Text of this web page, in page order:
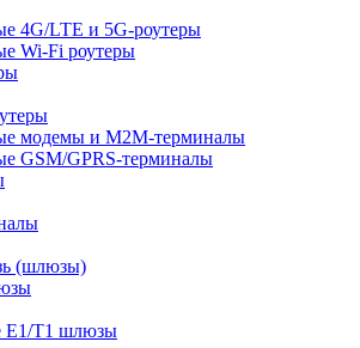
4G/LTE и 5G-роутеры
Wi-Fi роутеры
модемы и M2M-терминалы
GSM/GPRS-терминалы
(шлюзы)
E1/T1 шлюзы